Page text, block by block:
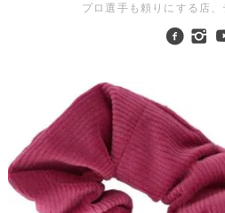
プロ選手も頼りにする店